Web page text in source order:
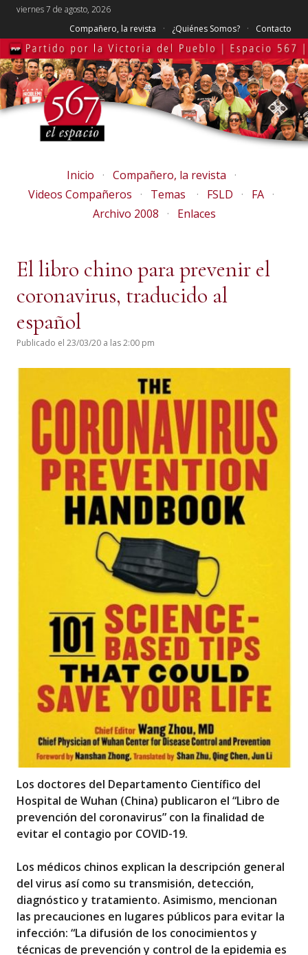
viernes 7 de agosto, 2026
Compañero, la revista
¿Quiénes Somos? Contacto
Inicio
Compañero, la revista
Videos Compañeros
Temas FSLD
FA
Archivo 2008
Enlaces
El libro chino para prevenir el
coronavirus, traducido al
español
Publicado el 23/03/20 a las 2:00 pm
Los doctores del Departamento Científico del
Hospital de Wuhan (China) publicaron el “Libro de
prevención del coronavirus” con la finalidad de
evitar el contagio por COVID-19.
Los médicos chinos explican la descripción general
del virus así como su transmisión, detección,
diagnóstico y tratamiento. Asimismo, mencionan
las precauciones en lugares públicos para evitar la
infección: “La difusión de los conocimientos y
técnicas de prevención y control de la epidemia es